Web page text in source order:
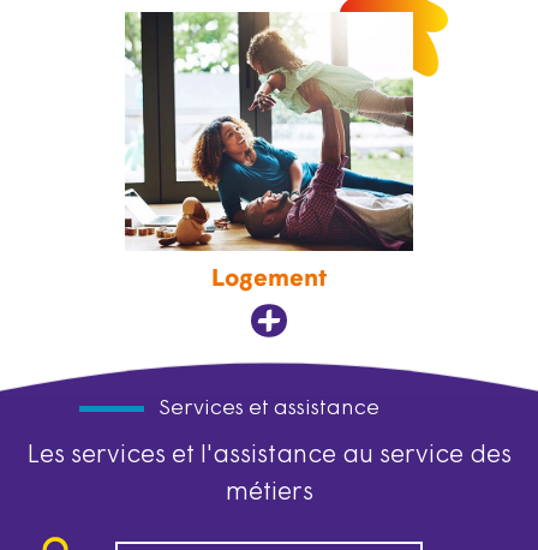
Logement
Services et assistance
Les services et l'assistance au service des
métiers